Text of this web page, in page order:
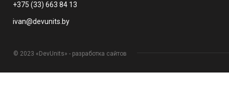
+375 (33) 663 84 13
ivan@devunits.by
© 2023 «DevUnits» - разработка сайтов